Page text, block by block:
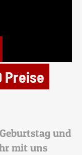
Preise
und
mit uns